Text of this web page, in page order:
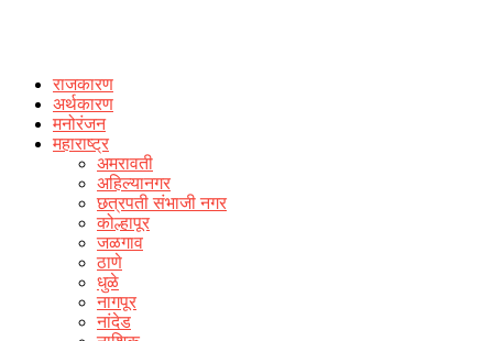
राजकारण
अर्थकारण
मनोरंजन
महाराष्ट्र
अमरावती
अहिल्यानगर
छत्रपती संभाजी नगर
कोल्हापूर
जळगाव
ठाणे
धुळे
नागपूर
नांदेड